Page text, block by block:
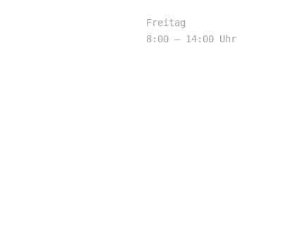
Freitag
8:00 – 14:00 Uhr